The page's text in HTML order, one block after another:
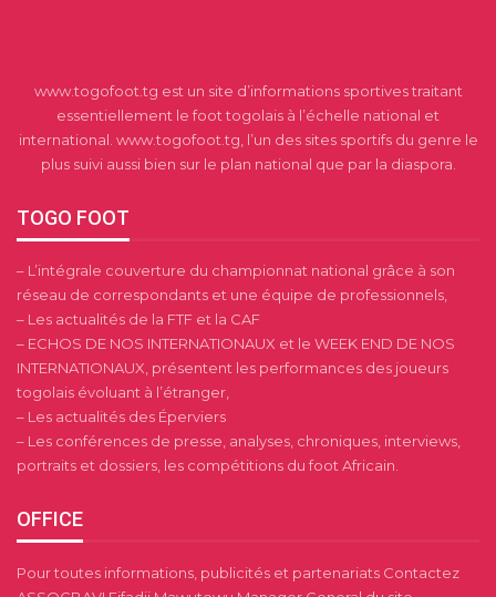
www.togofoot.tg est un site d’informations sportives traitant
essentiellement le foot togolais à l’échelle national et
international. www.togofoot.tg, l’un des sites sportifs du genre le
plus suivi aussi bien sur le plan national que par la diaspora.
TOGO FOOT
– L’intégrale couverture du championnat national grâce à son
réseau de correspondants et une équipe de professionnels,
– Les actualités de la FTF et la CAF
– ECHOS DE NOS INTERNATIONAUX et le WEEK END DE NOS
INTERNATIONAUX, présentent les performances des joueurs
togolais évoluant à l’étranger,
– Les actualités des Éperviers
– Les conférences de presse, analyses, chroniques, interviews,
portraits et dossiers, les compétitions du foot Africain.
OFFICE
Pour toutes informations, publicités et partenariats Contactez